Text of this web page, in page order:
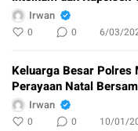
Irwan
0 0 6/03/
Keluarga Besar Polres
Perayaan Natal
Irwan
0 0 10/01/